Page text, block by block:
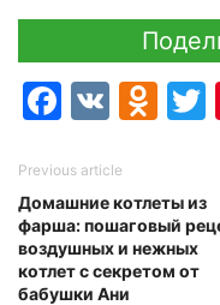
VK
Previous article
Домашние котлеты из
фарша: пошаговый
воздушных и нежных
котлет с секретом от
бабушки Ани